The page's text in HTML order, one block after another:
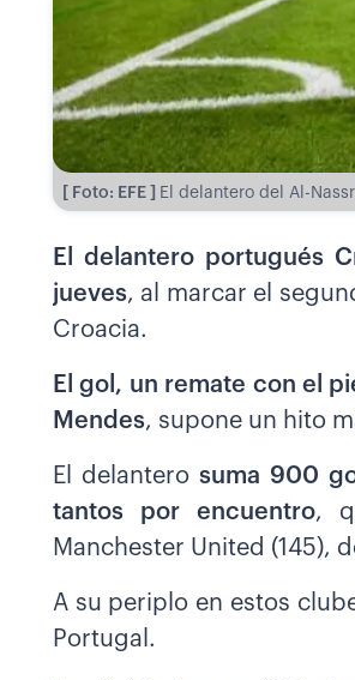
[ Foto: EFE ] El delantero del Al-
El delantero portugués
jueves, al marcar el
Croacia.
El gol, un remate con el
Mendes, supone un hito
El delantero suma 900
tantos por encuentro,
Manchester United (145),
A su periplo en estos
Portugal.